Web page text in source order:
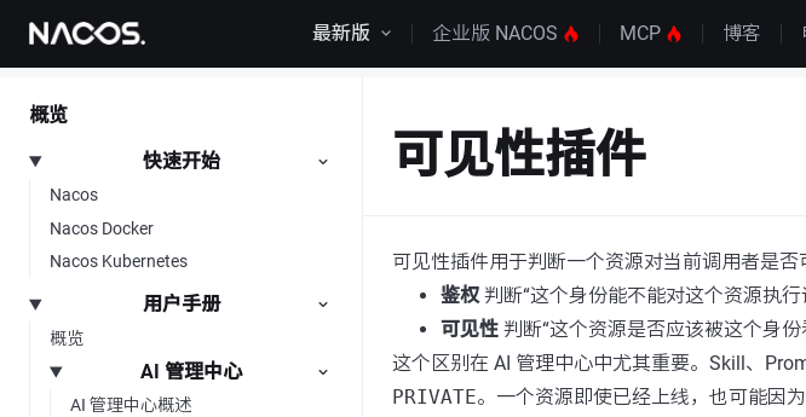
跳转到内容 最新版 企业版 NACOS MCP 博客
概览
快速开始
Nacos
Nacos Docker
Nacos Kubernetes
用户手册
概览
AI 管理中心
AI 管理中心概述
可见性插件
可见性插件用于判断一个资源对当前调用者是
鉴权判断“这个身份能不能对这个资源执行
可见性 判断“这个资源是否应该被这个身
这个区别在 AI 管理中心中尤其重要。Skill、
PRIVATE。一个资源即使已经上线，也可能因